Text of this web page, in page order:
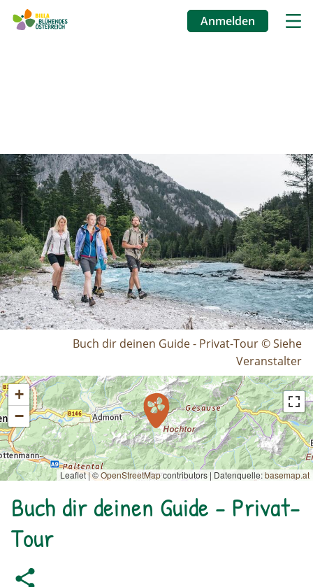
Anmelden
Buch dir deinen Guide - Privat-Tour © Siehe
Veranstalter
+
−
Leaflet | ©OpenStreetMapcontributors | Datenquelle:basemap.at
Buch dir deinen Guide - Privat-
Tour